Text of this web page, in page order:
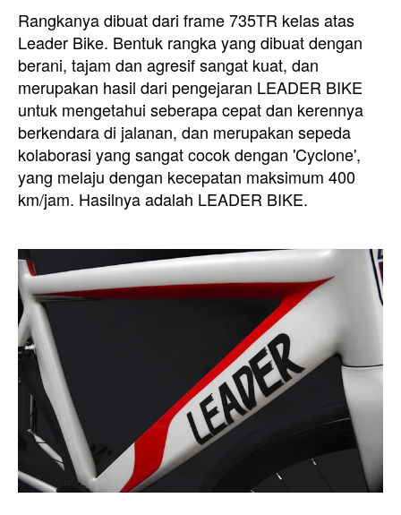
Rangkanya dibuat dari frame 735TR kelas atas
Leader Bike. Bentuk rangka yang dibuat dengan
berani, tajam dan agresif sangat kuat, dan
merupakan hasil dari pengejaran LEADER BIKE
untuk mengetahui seberapa cepat dan kerennya
berkendara di jalanan, dan merupakan sepeda
kolaborasi yang sangat cocok dengan 'Cyclone',
yang melaju dengan kecepatan maksimum 400
km/jam. Hasilnya adalah LEADER BIKE.